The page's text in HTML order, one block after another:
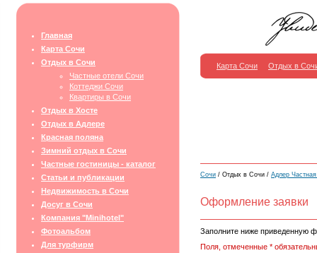
Главная
Карта Сочи
Отдых в Сочи
Частные отели Сочи
Коттеджи Сочи
Квартиры в Сочи
Отдых в Хосте
Отдых в Адлере
Красная поляна
Зимний отдых в Сочи
Частные гостиницы - каталог
Статьи и публикации
Недвижимость в Сочи
Досуг в Сочи
Компания "Minihotel"
Фотоальбом
Для турфирм
Карта Сочи Отдых в
Сочи / Отдых в Сочи / Адлер Частная
Оформление заявки
Заполните ниже приведенную
Поля, отмеченные *